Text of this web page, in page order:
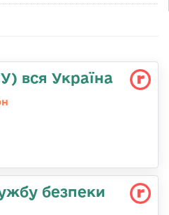
вся Україна
безпеки